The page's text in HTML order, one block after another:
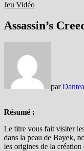
Jeu Vidéo
Assassin’s
parDante
Résumé :
Le titre vous fait visiter
dans la peau de Bayek,
les origines de la création